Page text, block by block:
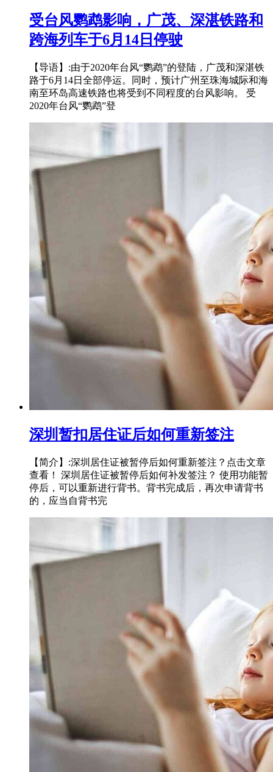
受台风鹦鹉影响，广茂、深湛铁路和
跨海列车于6月14日停驶
【导语】:由于2020年台风“鹦鹉”的登陆，广茂和深湛铁
路于6月14日全部停运。同时，预计广州至珠海城际和海
南至环岛高速铁路也将受到不同程度的台风影响。 受
2020年台风“鹦鹉”登
深圳暂扣居住证后如何重新签注
【简介】:深圳居住证被暂停后如何重新签注？点击文章
查看！ 深圳居住证被暂停后如何补发签注？ 使用功能暂
停后，可以重新进行背书。背书完成后，再次申请背书
的，应当自背书完